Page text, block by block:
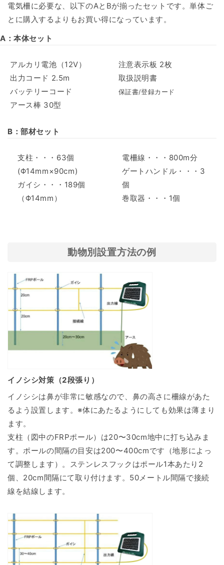
電気柵に必要な、以下のAとBが揃ったセットです。単体ご
とに購入するよりもお買い得になっています。
A：本体セット
アルカリ電池（12V）
出力コード 2.5m
バッテリーコード
アース棒 30型
注意表示板 2枚
取扱説明書
保証書/登録カード
B：部材セット
支柱・・・63個
(Φ14mm×90cm)
ガイシ・・・189個
（Φ14mm）
電柵線・・・800m分
ゲートハンドル・・・3
個
巻取器・・・1個
動物別設置方法の例
イノシシ対策（2段張り）
イノシシは鼻が非常に敏感なので、鼻の高さに柵線があた
るよう設置します。※体にあたるようにしても効果は薄まり
ます。
支柱（図中のFRPポール）は20〜30cm地中に打ち込みま
す。ポールの間隔の目安は200〜400cmです（地形によっ
て調整します）。ステンレスフックはポール1本あたり2
個、20cm間隔にて取り付けます。50メートル間隔で接続
線を結線します。